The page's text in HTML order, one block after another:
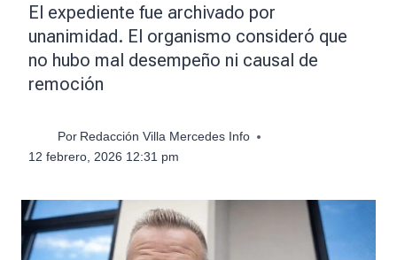
El expediente fue archivado por
unanimidad. El organismo consideró que
no hubo mal desempeño ni causal de
remoción
Por Redacción Villa Mercedes Info
12 febrero, 2026 12:31 pm